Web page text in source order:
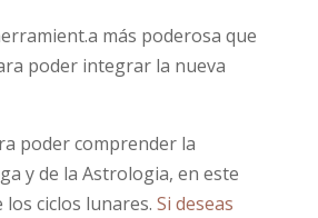
más poderosa que
poder integrar la nueva
poder comprender la
y de la Astrologia, en este
los ciclos lunares. Si deseas